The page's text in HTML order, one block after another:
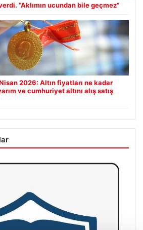
“Aklımın ucundan bile geçmez”
2026: Altın fiyatları ne kadar
ve cumhuriyet altını alış satış